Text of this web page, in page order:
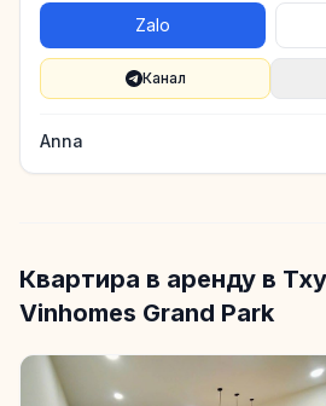
Zalo
Канал
Anna
Квартира в аренду в
Vinhomes Grand Park